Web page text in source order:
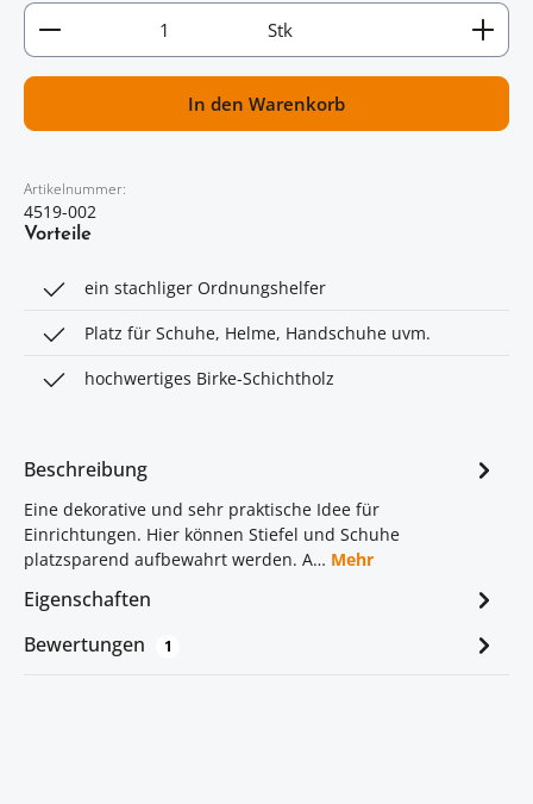
Artikel Anzahl: Gib den gewünschten Wert ein
Stk
In den Warenkorb
Artikelnummer:
4519-002
Vorteile
ein stachliger Ordnungshelfer
Platz für Schuhe, Helme, Handschuhe uvm.
hochwertiges Birke-Schichtholz
Beschreibung
Eine dekorative und sehr praktische Idee für
Einrichtungen. Hier können Stiefel und Schuhe
platzsparend aufbewahrt werden. A… Mehr
Eigenschaften
Bewertungen
1